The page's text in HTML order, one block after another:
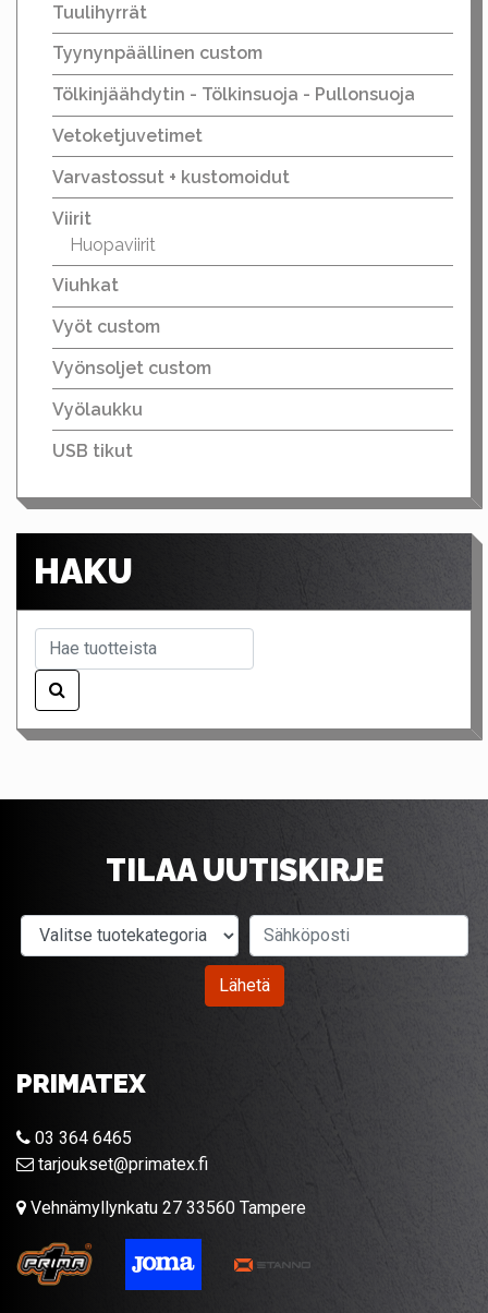
Tuulihyrrät
Tyynynpäällinen custom
Tölkinjäähdytin - Tölkinsuoja - Pullonsuoja
Vetoketjuvetimet
Varvastossut + kustomoidut
Viirit
Huopaviirit
Viuhkat
Vyöt custom
Vyönsoljet custom
Vyölaukku
USB tikut
HAKU
TILAA UUTISKIRJE
Valitse tuotekategoria
Lähetä
PRIMATEX
03 364 6465
tarjoukset@primatex.fi
Vehnämyllynkatu 27 33560 Tampere